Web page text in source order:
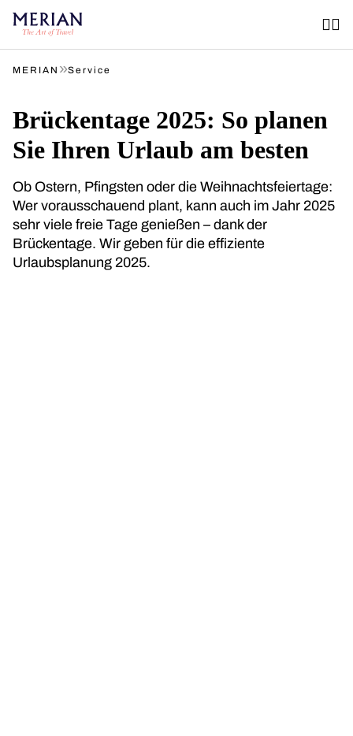
MERIAN »Service
Brückentage 2025: So planen
Sie Ihren Urlaub am besten
Ob Ostern, Pfingsten oder die Weihnachtsfeiertage:
Wer vorausschauend plant, kann auch im Jahr 2025
sehr viele freie Tage genießen – dank der
Brückentage. Wir geben für die effiziente
Urlaubsplanung 2025.